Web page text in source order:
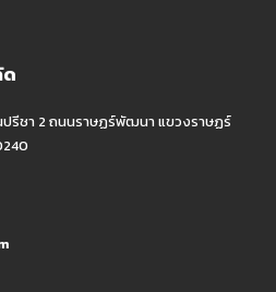
รีชา 2 ถนนราษฏร์พัฒนา แขวงราษฏร์